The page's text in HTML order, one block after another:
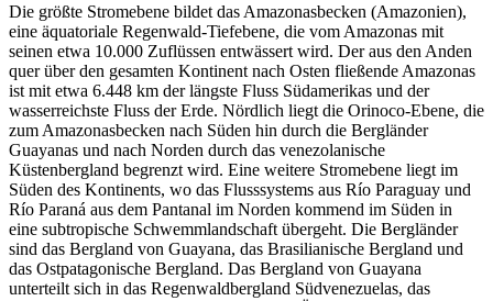
Die größte Stromebene bildet das Amazonasbecken (Amazonien),
eine äquatoriale Regenwald-Tiefebene, die vom Amazonas mit
seinen etwa 10.000 Zuflüssen entwässert wird. Der aus den Anden
quer über den gesamten Kontinent nach Osten fließende Amazonas
ist mit etwa 6.448 km der längste Fluss Südamerikas und der
wasserreichste Fluss der Erde. Nördlich liegt die Orinoco-Ebene, die
zum Amazonasbecken nach Süden hin durch die Bergländer
Guayanas und nach Norden durch das venezolanische
Küstenbergland begrenzt wird. Eine weitere Stromebene liegt im
Süden des Kontinents, wo das Flusssystems aus Río Paraguay und
Río Paraná aus dem Pantanal im Norden kommend im Süden in
eine subtropische Schwemmlandschaft übergeht. Die Bergländer
sind das Bergland von Guayana, das Brasilianische Bergland und
das Ostpatagonische Bergland. Das Bergland von Guayana
unterteilt sich in das Regenwaldbergland Südvenezuelas, das